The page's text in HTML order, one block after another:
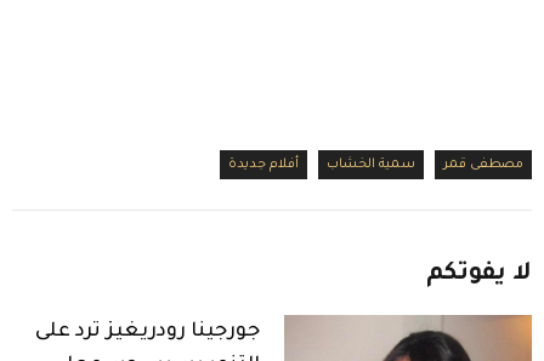
مصطفى قمر سمية الخشاب أفلام جديدة
لا يفوتكم
جورجينا رودريغيز ترد على